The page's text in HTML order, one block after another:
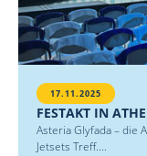
17.11.2025
FESTAKT IN
Asteria Glyfada – die
Jetsets Treff....